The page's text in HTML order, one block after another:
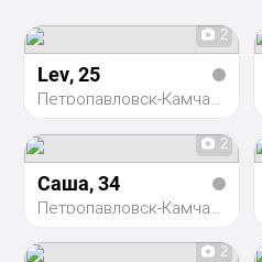
2
Lev, 25
Петропавловск-Камчатский
2
Саша, 34
Петропавловск-Камчатский
2